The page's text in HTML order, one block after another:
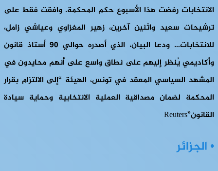
الانتخابات رفضت هذا الأسبوع حكم المحكمة. وافقت فقط على
ترشيحات سعيد واثنين آخرين، زهير المغزاوي وعياشي زامل،
للانتخابات… ودعا البيان، الذي أصدره حوالي 90 أستاذ قانون
وأكاديمي يُنظر إليهم على نطاق واسع على أنهم محايدون في
المشهد السياسي المعقد في تونس، الهيئة “إلى الالتزام بقرار
المحكمة لضمان مصداقية العملية الانتخابية وحماية سيادة
القانون”Reuters
• الجزائر